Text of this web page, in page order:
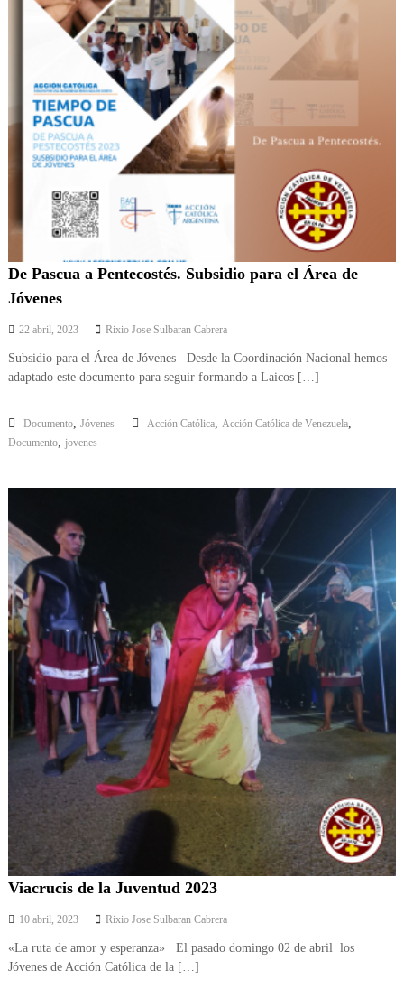
De Pascua a Pentecostés. Subsidio para el Área de
Jóvenes
22 abril, 2023 Rixio Jose Sulbaran Cabrera
Subsidio para el Área de Jóvenes Desde la Coordinación Nacional hemos
adaptado este documento para seguir formando a Laicos […]
Documento, Jóvenes Acción Católica, Acción Católica de Venezuela,
Documento, jovenes
Viacrucis de la Juventud 2023
10 abril, 2023 Rixio Jose Sulbaran Cabrera
«La ruta de amor y esperanza» El pasado domingo 02 de abril los
Jóvenes de Acción Católica de la […]